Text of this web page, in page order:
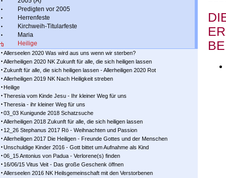
Predigten vor 2005
Herrenfeste
Kirchweih-Titularfeste
Maria
Heilige
Allerseelen 2020 Was wird aus uns wenn wir sterben?
Allerheiligen 2020 NK Zukunft für alle, die sich heiligen lassen
Zukunft für alle, die sich heiligen lassen - Allerheiligen 2020 Rot
Allerheiligen 2019 NK Nach Heiligkeit streben
Heilige
Theresia vom Kinde Jesu - Ihr kleiner Weg für uns
Theresia - ihr kleiner Weg für uns
03_03 Kunigunde 2018 Schatzsuche
Allerheiligen 2018 Zukunft für alle, die sich heiligen lassen
12_26 Stephanus 2017 Rö - Weihnachten und Passion
Allerheiligen 2017 Die Heiligen - Freunde Gottes und der Menschen
Unschuldige Kinder 2016 - Gott bittet um Aufnahme als Kind
06_15 Antonius von Padua - Verlorene(s) finden
16/06/15 Vitus Veit - Das große Geschenk öffnen
Allerseelen 2016 NK Heilsgemeinschaft mit den Verstorbenen